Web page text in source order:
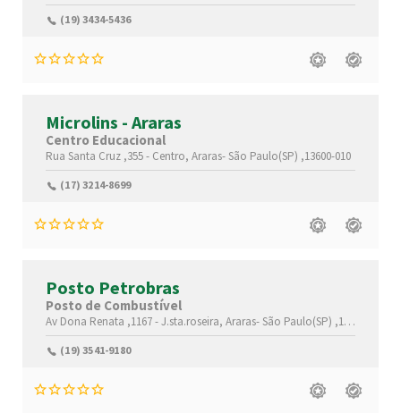
(19) 3434-5436
Microlins - Araras
Centro Educacional
Rua Santa Cruz ,355 - Centro, Araras-São Paulo(SP) ,13600-010
(17) 3214-8699
Posto Petrobras
Posto de Combustível
Av Dona Renata ,1167 -J.sta.roseira, Araras-São Paulo(SP) ,13600-000
(19) 3541-9180